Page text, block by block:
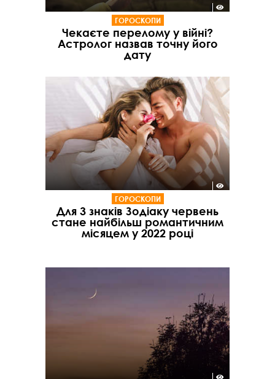
ГОРОСКОПИ
Чекаєте перелому у війні?
Астролог назвав точну його
дату
ГОРОСКОПИ
Для 3 знаків Зодіаку червень
стане найбільш романтичним
місяцем у 2022 році